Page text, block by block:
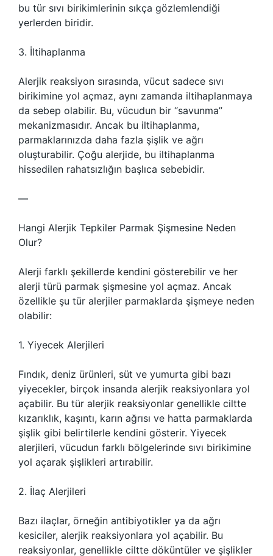
bu tür sıvı birikimlerinin sıkça gözlemlendiği
yerlerden biridir.
3. İltihaplanma
Alerjik reaksiyon sırasında, vücut sadece sıvı
birikimine yol açmaz, aynı zamanda iltihaplanmaya
da sebep olabilir. Bu, vücudun bir “savunma”
mekanizmasıdır. Ancak bu iltihaplanma,
parmaklarınızda daha fazla şişlik ve ağrı
oluşturabilir. Çoğu alerjide, bu iltihaplanma
hissedilen rahatsızlığın başlıca sebebidir.
—
Hangi Alerjik Tepkiler Parmak Şişmesine Neden
Olur?
Alerji farklı şekillerde kendini gösterebilir ve her
alerji türü parmak şişmesine yol açmaz. Ancak
özellikle şu tür alerjiler parmaklarda şişmeye neden
olabilir:
1. Yiyecek Alerjileri
Fındık, deniz ürünleri, süt ve yumurta gibi bazı
yiyecekler, birçok insanda alerjik reaksiyonlara yol
açabilir. Bu tür alerjik reaksiyonlar genellikle ciltte
kızarıklık, kaşıntı, karın ağrısı ve hatta parmaklarda
şişlik gibi belirtilerle kendini gösterir. Yiyecek
alerjileri, vücudun farklı bölgelerinde sıvı birikimine
yol açarak şişlikleri artırabilir.
2. İlaç Alerjileri
Bazı ilaçlar, örneğin antibiyotikler ya da ağrı
kesiciler, alerjik reaksiyonlara yol açabilir. Bu
reaksiyonlar, genellikle ciltte döküntüler ve şişlikler